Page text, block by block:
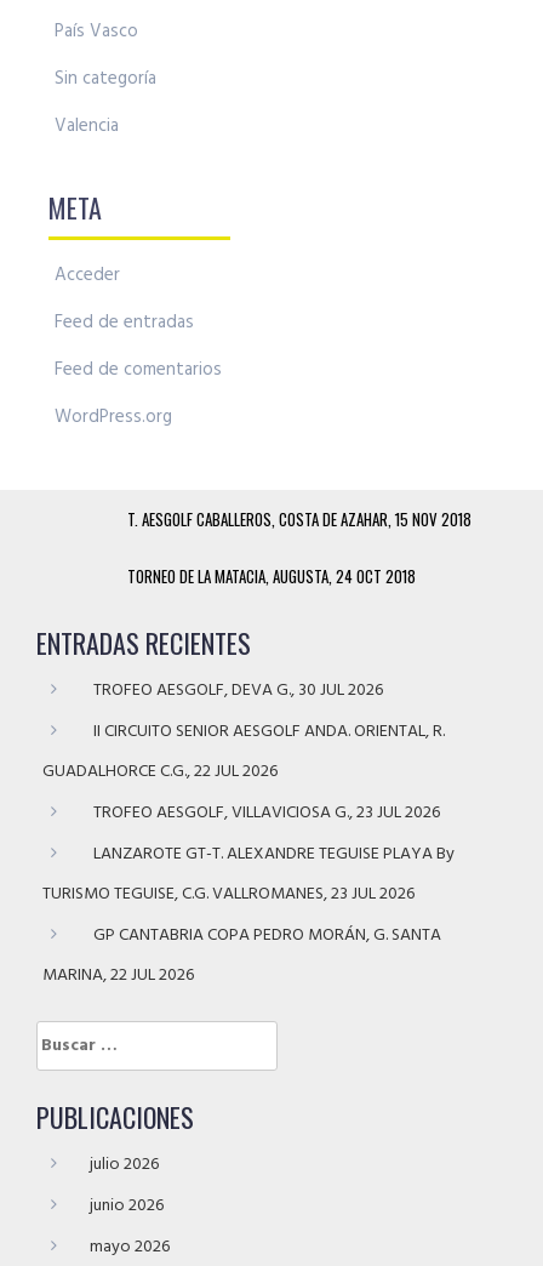
País Vasco
Sin categoría
Valencia
META
Acceder
Feed de entradas
Feed de comentarios
WordPress.org
T. AESGOLF CABALLEROS, COSTA DE AZAHAR, 15 NOV 2018
TORNEO DE LA MATACIA, AUGUSTA, 24 OCT 2018
ENTRADAS RECIENTES
TROFEO AESGOLF, DEVA G., 30 JUL 2026
II CIRCUITO SENIOR AESGOLF ANDA. ORIENTAL, R.
GUADALHORCE C.G., 22 JUL 2026
TROFEO AESGOLF, VILLAVICIOSA G., 23 JUL 2026
LANZAROTE GT-T. ALEXANDRE TEGUISE PLAYA By
TURISMO TEGUISE, C.G. VALLROMANES, 23 JUL 2026
GP CANTABRIA COPA PEDRO MORÁN, G. SANTA
MARINA, 22 JUL 2026
Buscar:
PUBLICACIONES
julio 2026
junio 2026
mayo 2026